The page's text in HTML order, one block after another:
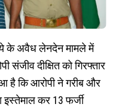
के अवैध लेनदेन मामले में
दीक्षित को गिरफ्तार
है कि आरोपी ने गरीब और
इस्तेमाल कर 13 फर्जी